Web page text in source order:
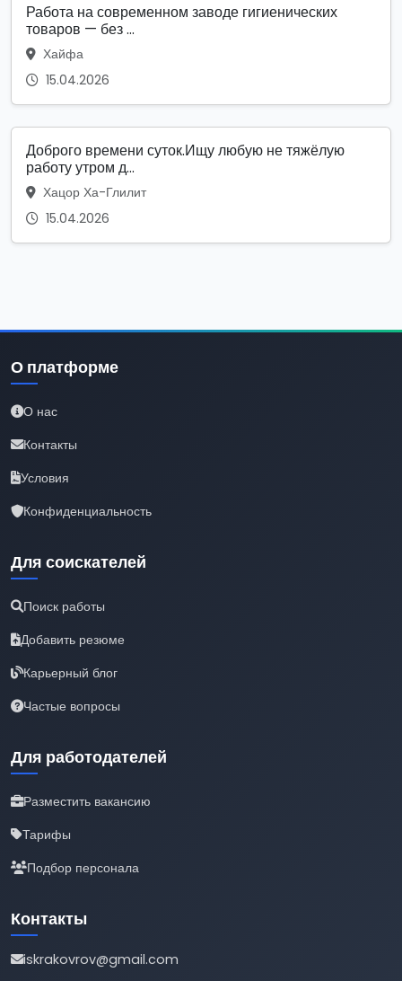
Работа на современном заводе гигиенических
товаров — без ...
Хайфа
15.04.2026
Доброго времени суток.Ищу любую не тяжёлую
работу утром д...
Хацор Ха-Глилит
15.04.2026
О платформе
О нас
Контакты
Условия
Конфиденциальность
Для соискателей
Поиск работы
Добавить резюме
Карьерный блог
Частые вопросы
Для работодателей
Разместить вакансию
Тарифы
Подбор персонала
Контакты
iskrakovrov@gmail.com